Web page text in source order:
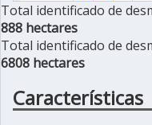
Total identificado de
888 hectares
Total identificado de
6808 hectares
Características